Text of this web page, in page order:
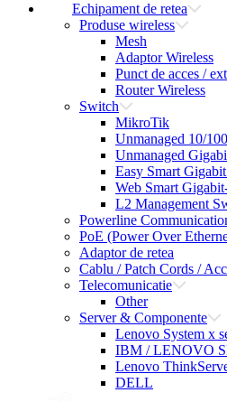
Echipament de retea
Produse wireless
Mesh
Adaptor Wireless
Punct de acces /
Router Wireless
Switch
MikroTik
Unmanaged 10/
Unmanaged
Easy Smart
Web Smart
L2 Management
Powerline
PoE (Power Over
Adaptor de retea
Cablu / Patch Cords /
Telecomunicatie
Other
Server & Componente
Lenovo System x
IBM / LENOVO
Lenovo
DELL